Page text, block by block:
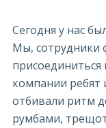
Сегодня у нас
Мы, сотрудники
компании ребят
отбивали ритм
румбами,